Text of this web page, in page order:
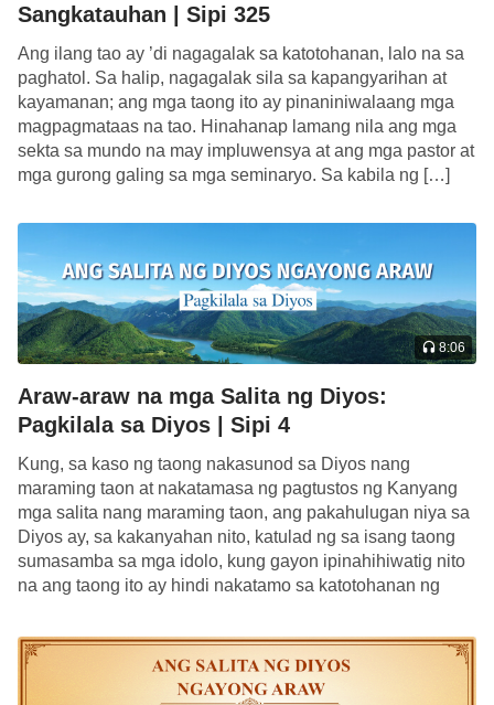
nilalapastangan din ito—hindi ba mangmang sa
gawain ng Banal na Espiritu ang ganoon kawalang-
galang na mga tao? Bukod pa riyan, hindi ba sila
mga taong mayayabang, likas na mapagmataas at
pasaway? Kahit dumating ang araw na tanggapin
ng gayong mga tao ang bagong gawain ng Banal
gumagawa para sa Diyos, kundi nilalapastangan din
nila ang Diyos Mismo. Ang gayong desperadong
mga tao ay hindi patatawarin, sa kapanahunang ito
man o sa darating na kapanahunan, at
mapapahamak sila sa impiyerno magpakailanman!
Ang gayong walang-galang at maluhong mga tao ay
nagkukunwaring naniniwala sa Diyos, at kapag mas
maraming taong ganito, mas malamang na suwayin
nila ang mga atas administratibo ng Diyos. Hindi ba
tumatahak sa landas na ito ang lahat ng mayabang
na talagang hindi mapigil, at hindi pa sumunod kahit
Diyos bawat araw, ang Diyos na laging bago at
hindi kailanman luma?
Sangkatauhan | Sipi 325
Ang ilang tao ay ’di nagagalak sa katotohanan, lalo na sa
paghatol. Sa halip, nagagalak sila sa kapangyarihan at
kayamanan; ang mga taong ito ay pinaniniwalaang mga
magpagmataas na tao. Hinahanap lamang nila ang mga
sekta sa mundo na may impluwensya at ang mga pastor at
mga gurong galing sa mga seminaryo. Sa kabila ng […]
8:06
Araw-araw na mga Salita ng Diyos:
Pagkilala sa Diyos | Sipi 4
Kung, sa kaso ng taong nakasunod sa Diyos nang
maraming taon at nakatamasa ng pagtustos ng Kanyang
mga salita nang maraming taon, ang pakahulugan niya sa
Diyos ay, sa kakanyahan nito, katulad ng sa isang taong
sumasamba sa mga idolo, kung gayon ipinahihiwatig nito
na ang taong ito ay hindi nakatamo sa katotohanan ng